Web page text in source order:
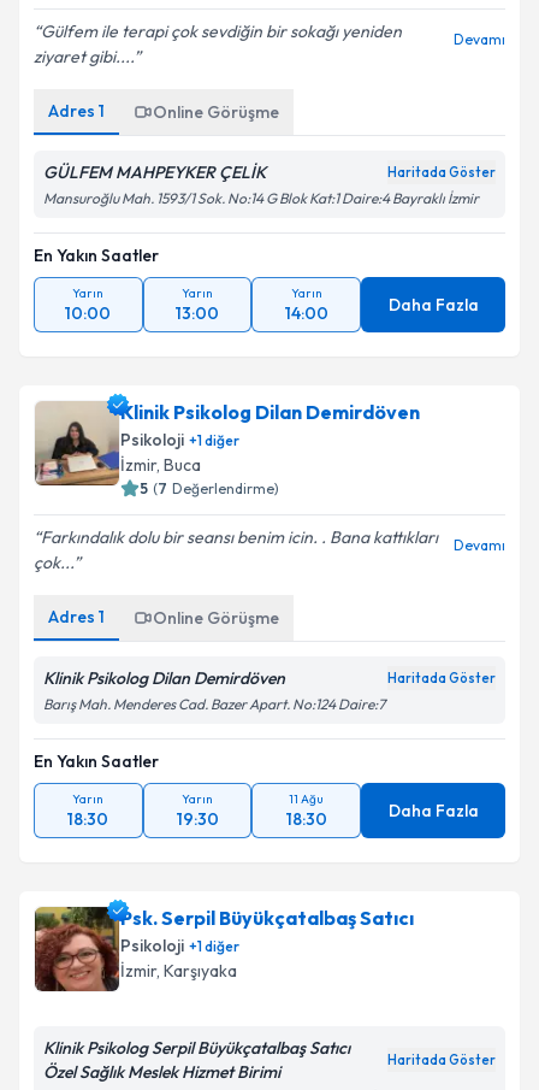
Gülfem ile terapi çok sevdiğin bir sokağı yeniden
ziyaret gibi....
Devamı
Adres 1 Online Görüşme
GÜLFEM MAHPEYKER ÇELİK Haritada Göster
Mansuroğlu Mah. 1593/1 Sok. No:14 G Blok Kat:1 Daire:4 Bayraklı İzmir
En Yakın Saatler
Yarın
10:00
Yarın
13:00
Yarın
14:00 Daha Fazla
Klinik Psikolog Dilan Demirdöven
Psikoloji +1diğer
İzmir, Buca
5 (7 Değerlendirme)
Farkındalık dolu bir seansı benim icin. . Bana kattıkları
çok...
Devamı
Adres 1 Online Görüşme
Klinik Psikolog Dilan Demirdöven Haritada Göster
Barış Mah. Menderes Cad. Bazer Apart. No:124 Daire:7
En Yakın Saatler
Yarın
18:30
Yarın
19:30
11 Ağu
18:30 Daha Fazla
Psk. Serpil Büyükçatalbaş Satıcı
Psikoloji +1diğer
İzmir, Karşıyaka
Klinik Psikolog Serpil Büyükçatalbaş Satıcı
Özel Sağlık Meslek Hizmet Birimi
Haritada Göster